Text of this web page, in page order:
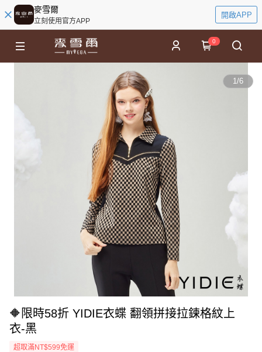
麥雪爾
立刻使用官方APP
開啟APP
0
1/6
🔶限時58折 YIDIE衣蝶 翻領拼接拉鍊格紋上
衣-黑
超取滿NT$599免運